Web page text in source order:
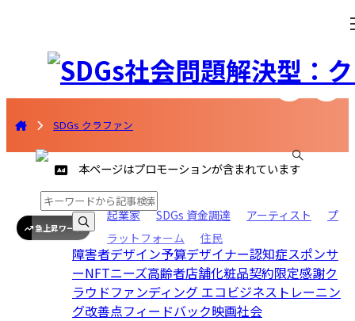
障害者デザイン予算デザイナー認知症スポンサ
ーNFTニーズ高齢者店舗化粧品契約限定感謝ク
ラウドファンディング エコビジネス トレーニン
グ改善点フィードバック映画社会
SDGs クラファン
本ページはプロモーションが含まれています
急上昇ワード
起業家 SDGs 資金調達 アーティスト
プ
ラットフォーム
住民